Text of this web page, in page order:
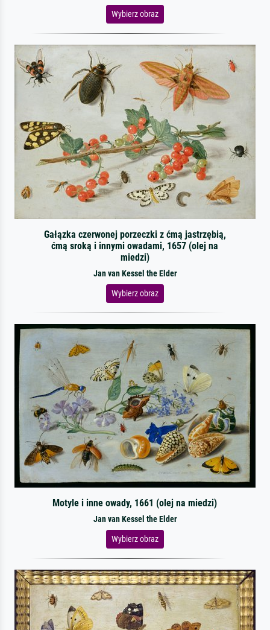
Wybierz obraz
Gałązka czerwonej porzeczki z ćmą jastrzębią,
ćmą sroką i innymi owadami, 1657 (olej na
miedzi)
Jan van Kessel the Elder
Wybierz obraz
Motyle i inne owady, 1661 (olej na miedzi)
Jan van Kessel the Elder
Wybierz obraz